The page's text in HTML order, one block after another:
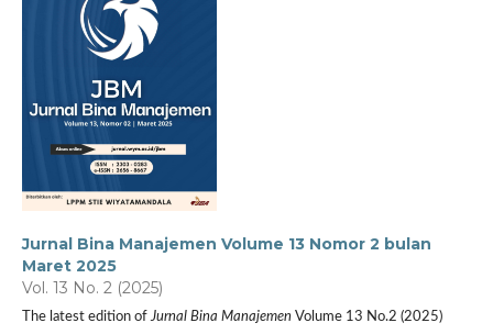
Jurnal Bina Manajemen Volume 13 Nomor 2 bulan
Maret 2025
Vol. 13 No. 2 (2025)
The latest edition ofJurnal Bina Manajemen Volume 13 No.2 (2025)